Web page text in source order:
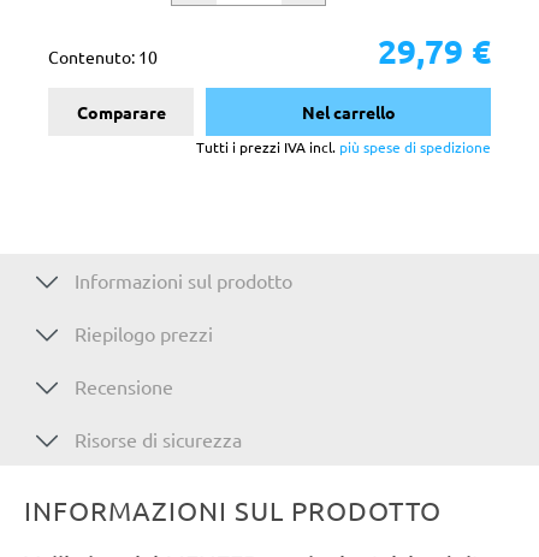
Contenuto: 10 29,79 €
Comparare Nel carrello
Tutti i prezzi IVA incl. più spese di spedizione
Informazioni sul prodotto
Riepilogo prezzi
Recensione
Risorse di sicurezza
INFORMAZIONI SUL PRODOTTO